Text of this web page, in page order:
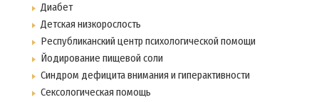
Диабет
Детская низкорослость
Республиканский центр психологической помощи
Йодирование пищевой соли
Синдром дефицита внимания и гиперактивности
Сексологическая помощь